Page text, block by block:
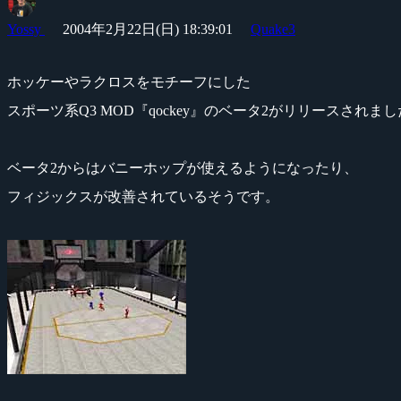
Yossy 2004年2月22日(日) 18:39:01 Quake3
ホッケーやラクロスをモチーフにした
スポーツ系Q3 MOD『qockey』のベータ2がリリースされまし
ベータ2からはバニーホップが使えるようになったり、
フィジックスが改善されているそうです。